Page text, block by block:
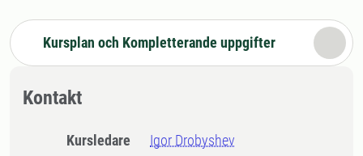
Kursplan och Kompletterande uppgifter
Kontakt
Kursledare Igor Drobyshev